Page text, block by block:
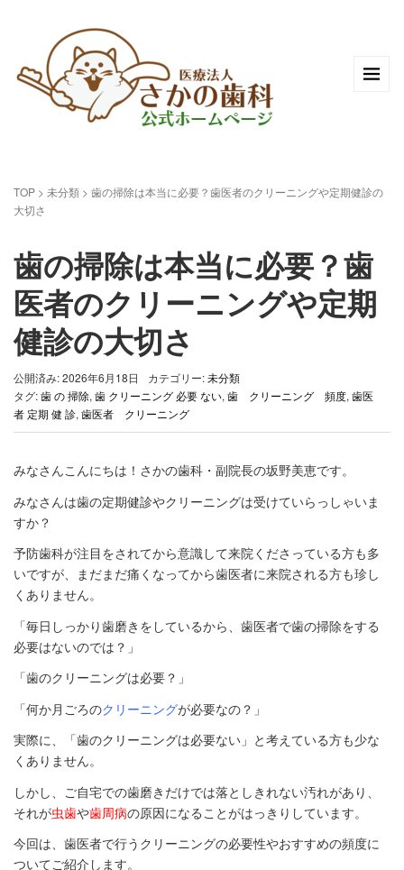
TOP > 未分類 > 歯の掃除は本当に必要？歯医者のクリーニングや定期健診の
大切さ
歯の掃除は本当に必要？歯
医者のクリーニングや定期
健診の大切さ
公開済み: 2026年6月18日 カテゴリー:未分類
タグ:歯 の 掃除, 歯 クリーニング 必要 ない, 歯 クリーニング 頻度, 歯医
者 定期 健 診, 歯医者 クリーニング
みなさんこんにちは！さかの歯科・副院長の坂野美恵です。
みなさんは歯の定期健診やクリーニングは受けていらっしゃいま
すか？
予防歯科が注目をされてから意識して来院くださっている方も多
いですが、まだまだ痛くなってから歯医者に来院される方も珍し
くありません。
「毎日しっかり歯磨きをしているから、歯医者で歯の掃除をする
必要はないのでは？」
「歯のクリーニングは必要？」
「何か月ごろのクリーニングが必要なの？」
実際に、「歯のクリーニングは必要ない」と考えている方も少な
くありません。
しかし、ご自宅での歯磨きだけでは落としきれない汚れがあり、
それが虫歯や歯周病の原因になることがはっきりしています。
今回は、歯医者で行うクリーニングの必要性やおすすめの頻度に
ついてご紹介します。